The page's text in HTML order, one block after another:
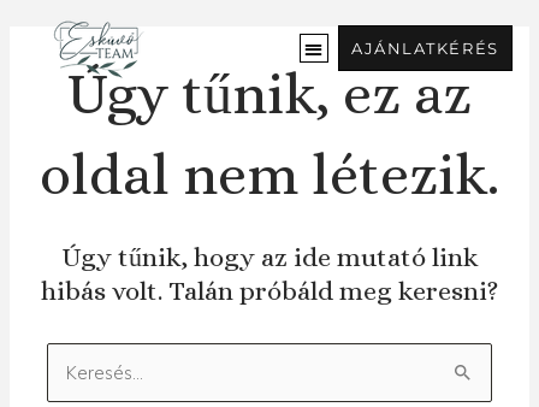
tartalomra
AJÁNLATKÉRÉS
Úgy tűnik, ez az
oldal nem létezik.
Úgy tűnik, hogy az ide mutató link
hibás volt. Talán próbáld meg keresni?
Keresés: